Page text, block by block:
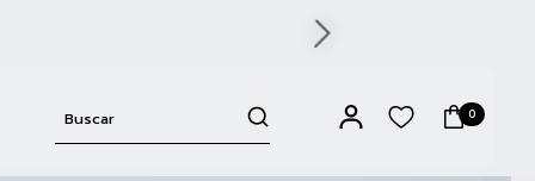
0